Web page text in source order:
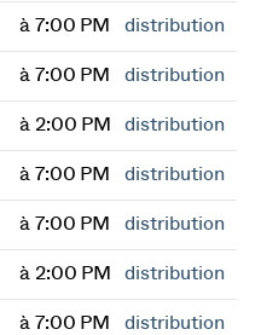
à 7:00 PM distribution
à 7:00 PM distribution
à 2:00 PM distribution
à 7:00 PM distribution
à 7:00 PM distribution
à 2:00 PM distribution
à 7:00 PM distribution